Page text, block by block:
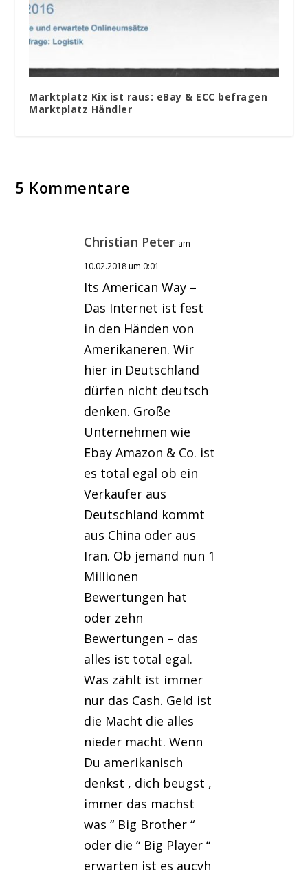
Marktplatz Kix ist raus: eBay & ECC befragen
Marktplatz Händler
5 Kommentare
Christian Peter am
10.02.2018 um 0:01
Its American Way –
Das Internet ist fest
in den Händen von
Amerikaneren. Wir
hier in Deutschland
dürfen nicht deutsch
denken. Große
Unternehmen wie
Ebay Amazon & Co. ist
es total egal ob ein
Verkäufer aus
Deutschland kommt
aus China oder aus
Iran. Ob jemand nun 1
Millionen
Bewertungen hat
oder zehn
Bewertungen – das
alles ist total egal.
Was zählt ist immer
nur das Cash. Geld ist
die Macht die alles
nieder macht. Wenn
Du amerikanisch
denkst , dich beugst ,
immer das machst
was “ Big Brother “
oder die “ Big Player “
erwarten ist es aucvh